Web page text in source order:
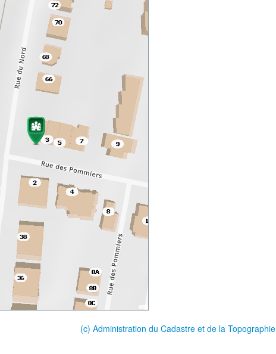
(c) Administration du Cadastre et de la Topographie